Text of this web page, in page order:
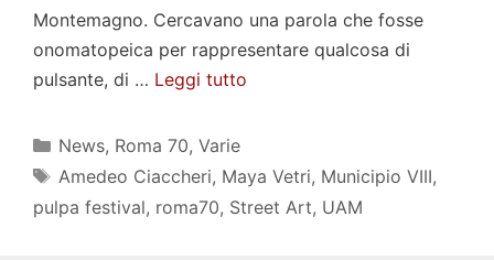
Montemagno. Cercavano una parola che fosse
onomatopeica per rappresentare qualcosa di
pulsante, di … Leggi tutto
Categorie
News, Roma 70, Varie
Tag
Amedeo Ciaccheri, Maya Vetri, Municipio VIII,
pulpa festival, roma70, Street Art, UAM